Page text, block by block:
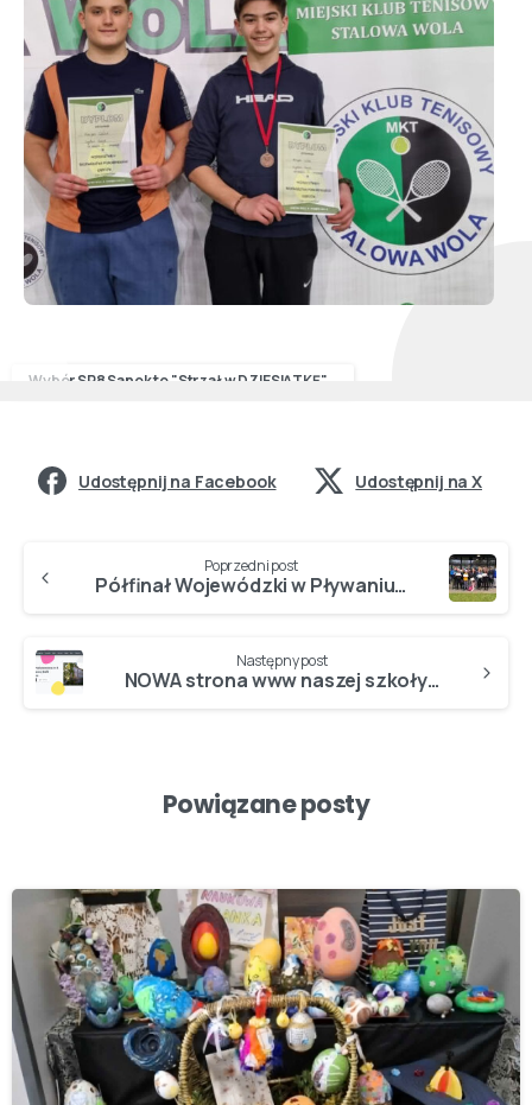
Wybór SP8 Sanok to "Strzał w DZIESIĄTKĘ"...
Udostępnij na Facebook Udostępnij na X
Poprzedni post
Półfinał Wojewódzki w Pływaniu…
Następny post
NOWA strona www naszej szkoły…
Powiązane posty